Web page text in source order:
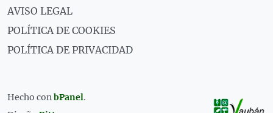
AVISO LEGAL
POLÍTICA DE COOKIES
POLÍTICA DE PRIVACIDAD
Hecho conbPanel.